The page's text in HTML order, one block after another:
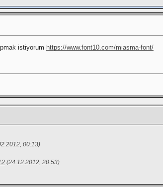
istiyorum https://www.font10.com/miasma-font/
00:13)
(24.12.2012, 20:53)